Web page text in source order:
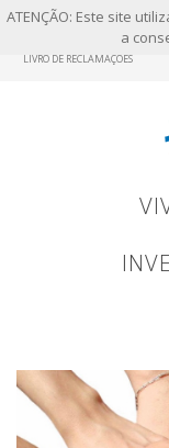
ATENÇÃO: Este site
a
LIVRO DE RECLAMAÇÕES